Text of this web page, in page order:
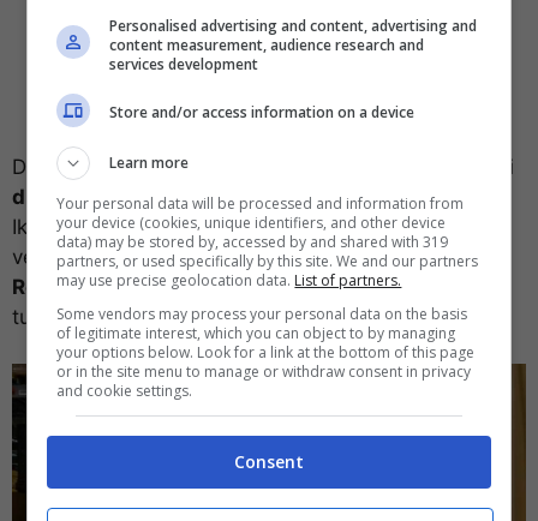
Dieci i collaboratori ricercati in questa fase per
turni
di lavoro pagati regolarmente. Il mondo virtuale
Ikea, insomma sarà disponibile cosi come mai
verificatosi finora, una vera e propriacomunità
Roblox, con giocatori pronti a lavorare ed esplorare
tutto ciò che l’azienda ha da offrire.
Personalised advertising and content, advertising and
content measurement, audience research and
services development
Store and/or access information on a device
Learn more
Your personal data will be processed and information from
your device (cookies, unique identifiers, and other device
data) may be stored by, accessed by and shared with 319
partners, or used specifically by this site. We and our partners
may use precise geolocation data. List of partners.
Some vendors may process your personal data on the basis
of legitimate interest, which you can object to by managing
your options below. Look for a link at the bottom of this page
or in the site menu to manage or withdraw consent in privacy
and cookie settings.
Consent